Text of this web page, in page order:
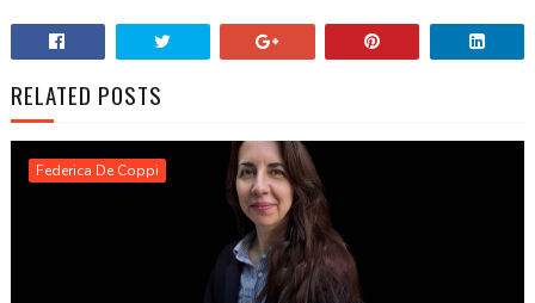
RELATED POSTS
Federica De Coppi